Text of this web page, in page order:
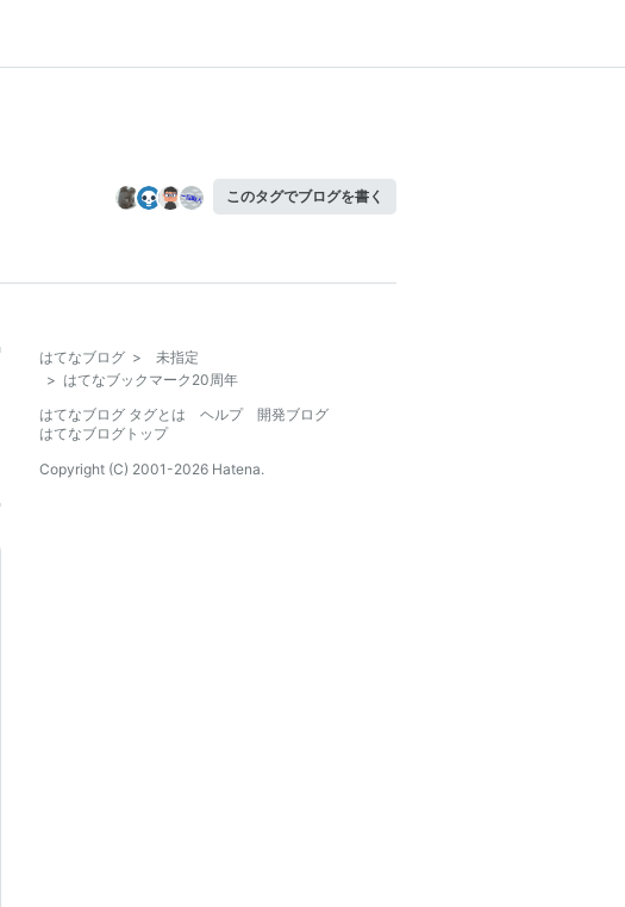
このタグでブログを書く
はてなブログ >
未指定
> はてなブックマーク20周年
はてなブログ タグとは
ヘルプ
開発ブログ
はてなブログトップ
Copyright (C) 2001-2026 Hatena.